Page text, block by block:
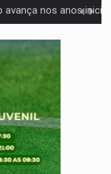
criminosa é preso durante
DAS ELEIÇÕES:
da feira começa nesta quinta-feira (6) no
novos servidores reforça equipes do Cad
cruzamento e deixa
Neri transforma indignação e esperança em